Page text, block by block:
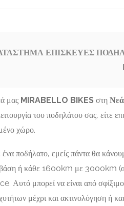
ΕΠΙΣΚΕΥΕΣ
μας MIRABELLO BIKES στη
του ποδηλάτου σας, είτε
χώρο.
ποδήλατο, εμείς πάντα θα
ή κάθε 1600km με 3000km
Αυτό μπορεί να είναι από
μέχρι και ακτινολόγηση ή
Closed
Featured
ΓΡΑΦΕΙΟ
ΝΤΖΕΡΟΣ
ΒΑΣΙΛΕΙΟΣ
Πίνδου 12-14,
Τ.Κ.11255